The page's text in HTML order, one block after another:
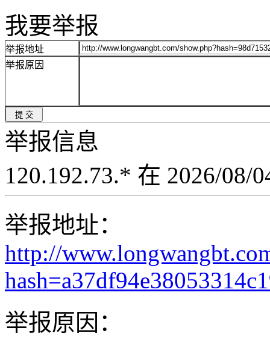
我要举报
举报地址
举报原因
举报信息
120.192.73.* 在 2026/08/
举报地址：
http://
举报原因：